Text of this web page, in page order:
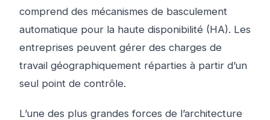
comprend des mécanismes de basculement
automatique pour la haute disponibilité (HA). Les
entreprises peuvent gérer des charges de
travail géographiquement réparties à partir d’un
seul point de contrôle.
L’une des plus grandes forces de l’architecture